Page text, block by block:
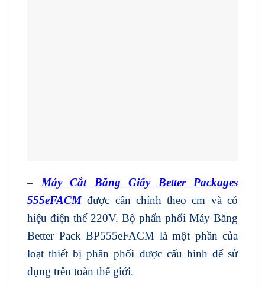
– Máy Cắt Băng Giấy Better Packages
555eFACMđược cân chỉnh theo cm và có
hiệu điện thế 220V. Bộ phấn phối Máy Băng
Better Pack BP555eFACM là một phần của
loạt thiết bị phân phối được cấu hình để sử
dụng trên toàn thế giới.